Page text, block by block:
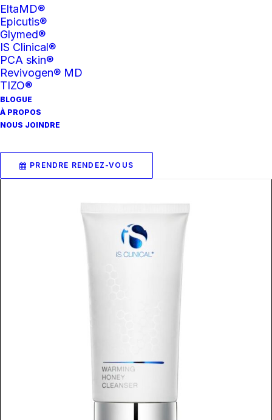
EltaMD®
Epicutis®
Glymed®
IS Clinical®
PCA skin®
Revivogen® MD
TIZO®
BLOGUE
À PROPOS
NOUS JOINDRE
PRENDRE RENDEZ-VOUS
IS Clinical Complexe Nettoyant Exfoliant
69.00$